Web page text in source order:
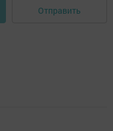
Отправить